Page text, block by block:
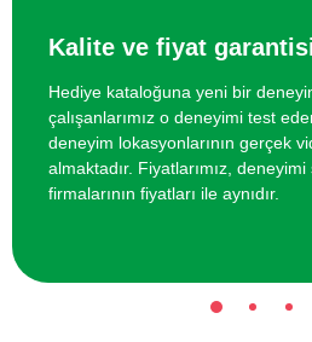
Kalite ve fiyat
Hediye kataloğuna yeni bir
çalışanlarımız o deneyimi test
deneyim lokasyonlarının gerçek
almaktadır. Fiyatlarımız,
firmalarının fiyatları ile aynıdır.